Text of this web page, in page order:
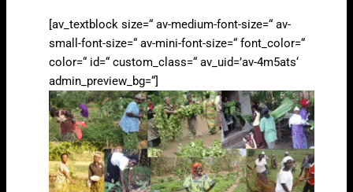
[av_textblock size=“ av-medium-font-size=“ av-
small-font-size=“ av-mini-font-size=“ font_color=“
color=“ id=“ custom_class=“ av_uid=’av-4m5ats‘
admin_preview_bg=“]